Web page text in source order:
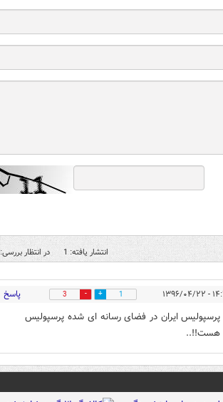
انتشار یافته: 1 در انتظار بررسی: 0
۰۴/۲۲ 1
3 پاسخ
ایران در فضای رسانه ای شده پرسپولیس
هست!!..